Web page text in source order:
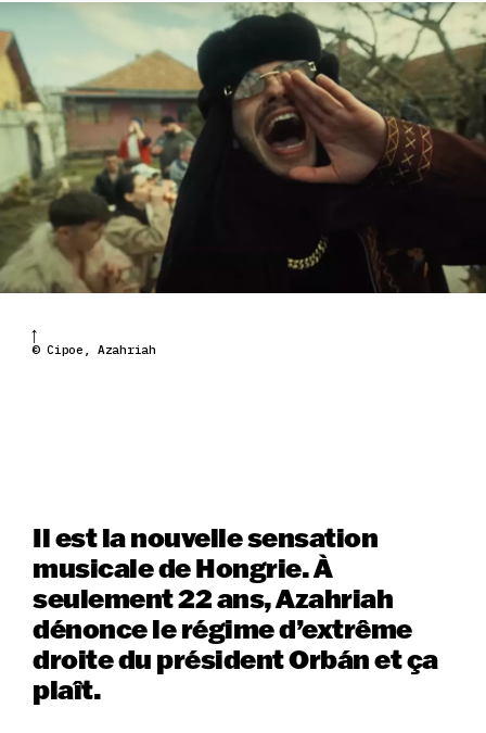
© Cipoe, Azahriah
Il est la nouvelle sensation
musicale de Hongrie. À
seulement 22 ans, Azahriah
dénonce le régime d’extrême
droite du président Orbán et ça
plaît.